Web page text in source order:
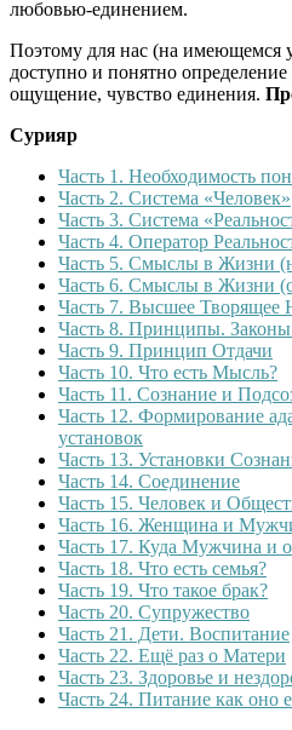
любовью-единением.
Поэтому для нас (на имеющемся
доступно и понятно
ощущение, чувство единения.
Сурияр
Часть 1. Необходимость
Часть 2. Система «Человек»
Часть 3. Система
Часть 4. Оператор
Часть 5. Смыслы в Жизни
Часть 6. Смыслы в Жизни
Часть 7. Высшее Творящее
Часть 8. Принципы.
Часть 9. Принцип Отдачи
Часть 10. Что есть Мысль?
Часть 11. Сознание и
Часть 12. Формирование
установок
Часть 13. Установки
Часть 14. Соединение
Часть 15. Человек и
Часть 16. Женщина и
Часть 17. Куда Мужчина и
Часть 18. Что есть семья?
Часть 19. Что такое брак?
Часть 20. Супружество
Часть 21. Дети. Воспитание
Часть 22. Ещё раз о Матери
Часть 23. Здоровье и
Часть 24. Питание как оно